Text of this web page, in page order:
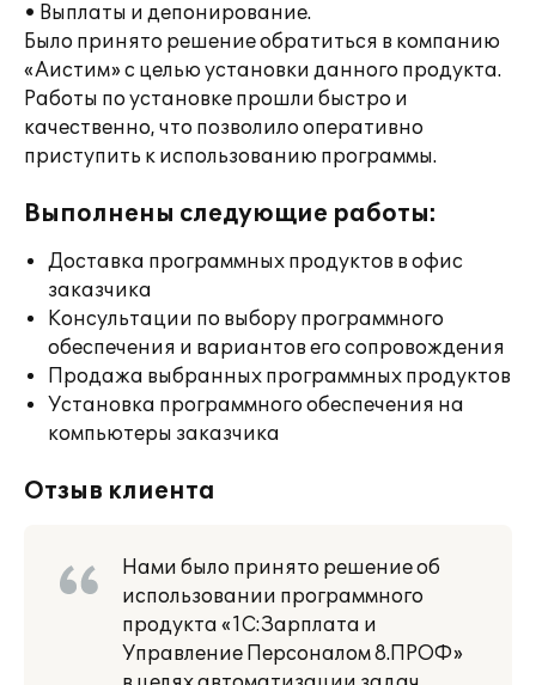
• Выплаты и депонирование.
Было принято решение обратиться в компанию
«Аистим» с целью установки данного продукта.
Работы по установке прошли быстро и
качественно, что позволило оперативно
приступить к использованию программы.
Выполнены следующие работы:
Доставка программных продуктов в офис
заказчика
Консультации по выбору программного
обеспечения и вариантов его сопровождения
Продажа выбранных программных продуктов
Установка программного обеспечения на
компьютеры заказчика
Отзыв клиента
Нами было принято решение об
использовании программного
продукта «1С:Зарплата и
Управление Персоналом 8.ПРОФ»